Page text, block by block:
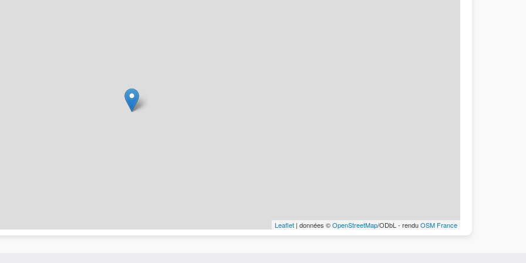
Leaflet | données ©OpenStreetMap/ODbL - renduOSM France